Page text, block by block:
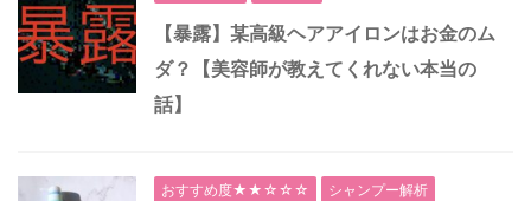
【暴露】某高級ヘアアイロンはお金のム
ダ？【美容師が教えてくれない本当の
話】
おすすめ度★★☆☆☆ シャンプー解析